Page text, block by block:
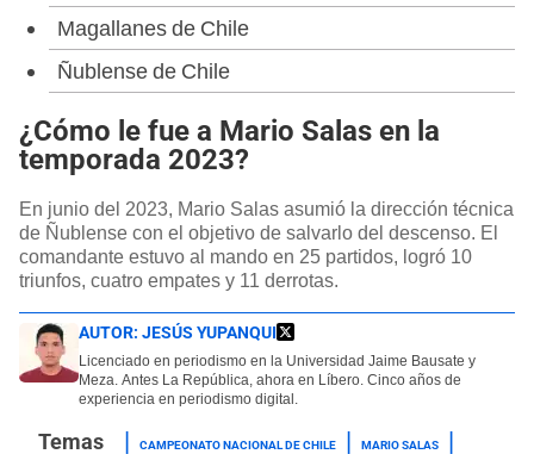
Magallanes de Chile
Ñublense de Chile
¿Cómo le fue a Mario Salas en la
temporada 2023?
En junio del 2023, Mario Salas asumió la dirección técnica
de Ñublense con el objetivo de salvarlo del descenso. El
comandante estuvo al mando en 25 partidos, logró 10
triunfos, cuatro empates y 11 derrotas.
AUTOR: JESÚS YUPANQUI
Licenciado en periodismo en la Universidad Jaime Bausate y
Meza. Antes La República, ahora en Líbero. Cinco años de
experiencia en periodismo digital.
CAMPEONATO NACIONAL DE CHILE
MARIO SALAS